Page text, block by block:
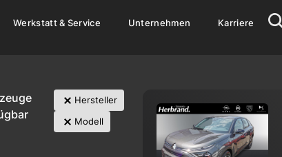
Werkstatt & Service Unternehmen Karriere
Hersteller
Modell